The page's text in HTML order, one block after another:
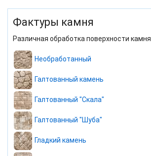
Фактуры камня
Различная обработка поверхности камня
Необработанный
Галтованный камень
Галтованный "Скала"
Галтованный "Шуба"
Гладкий камень